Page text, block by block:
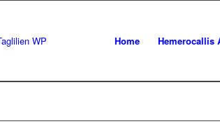
Home Hemerocallis